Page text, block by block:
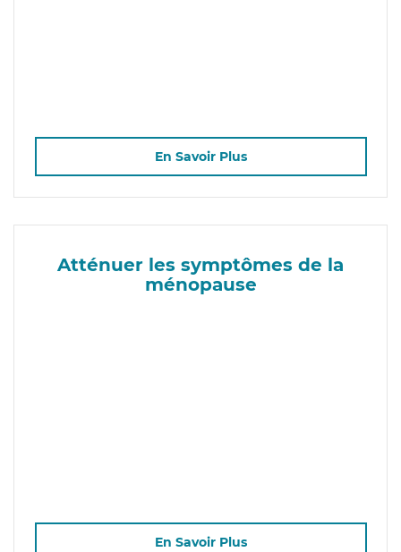
En Savoir Plus
Atténuer les symptômes de la
ménopause
En Savoir Plus